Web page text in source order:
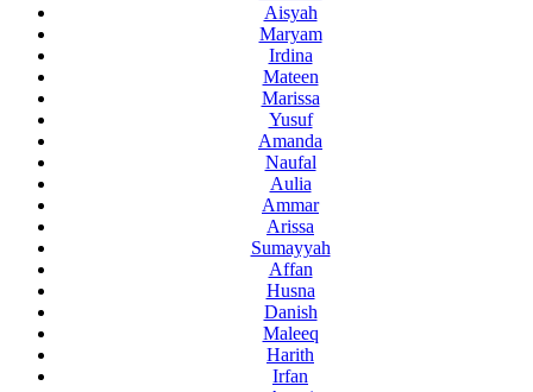
Aisyah
Maryam
Irdina
Mateen
Marissa
Yusuf
Amanda
Naufal
Aulia
Ammar
Arissa
Sumayyah
Affan
Husna
Danish
Maleeq
Harith
Irfan